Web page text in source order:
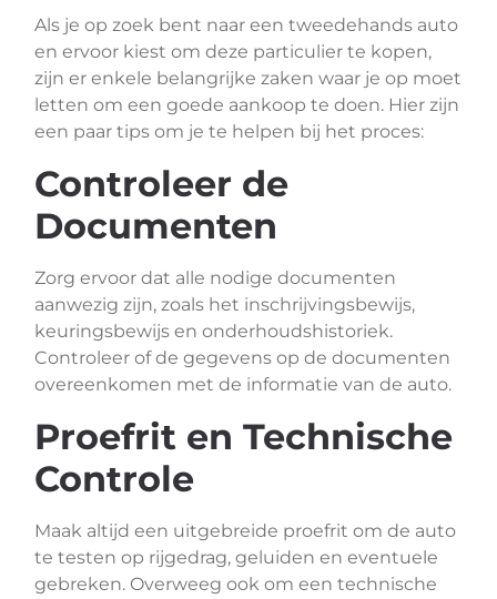
Als je op zoek bent naar een tweedehands auto
en ervoor kiest om deze particulier te kopen,
zijn er enkele belangrijke zaken waar je op moet
letten om een goede aankoop te doen. Hier zijn
een paar tips om je te helpen bij het proces:
Controleer de
Documenten
Zorg ervoor dat alle nodige documenten
aanwezig zijn, zoals het inschrijvingsbewijs,
keuringsbewijs en onderhoudshistoriek.
Controleer of de gegevens op de documenten
overeenkomen met de informatie van de auto.
Proefrit en Technische
Controle
Maak altijd een uitgebreide proefrit om de auto
te testen op rijgedrag, geluiden en eventuele
gebreken. Overweeg ook om een technische